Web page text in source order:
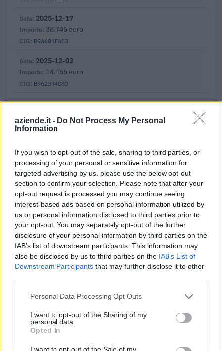
aziende.it - Do Not Process My Personal
Information
If you wish to opt-out of the sale, sharing to third parties, or
processing of your personal or sensitive information for
targeted advertising by us, please use the below opt-out
section to confirm your selection. Please note that after your
opt-out request is processed you may continue seeing
interest-based ads based on personal information utilized by
us or personal information disclosed to third parties prior to
your opt-out. You may separately opt-out of the further
disclosure of your personal information by third parties on the
IAB’s list of downstream participants. This information may
also be disclosed by us to third parties on the IAB’s List of
Downstream Participants that may further disclose it to other
Personal Data Processing Opt Outs
I want to opt-out of the Sharing of my
personal data.
Opted In
I want to opt-out of the Sale of my
B9A601FAC3
2025-12-17
38.746 euro
B962394C82
2025-12-03
14.466 euro
B9614F4ADD
2025-12-03
B8F0B80FAF
12.502 euro
B8B6BBE38C
2025-10-20
59.000 euro
Fonte:ANAC – Banca Dati Nazionale Contratti Pubblici(Open Data,
licenza CC BY-SA 4.0). Ogni CIG e' verificabile sul portale ANAC.
finanziato con fondi europei / di coesione per un
finanziamento pubblico di 9.457 euro (cicli di